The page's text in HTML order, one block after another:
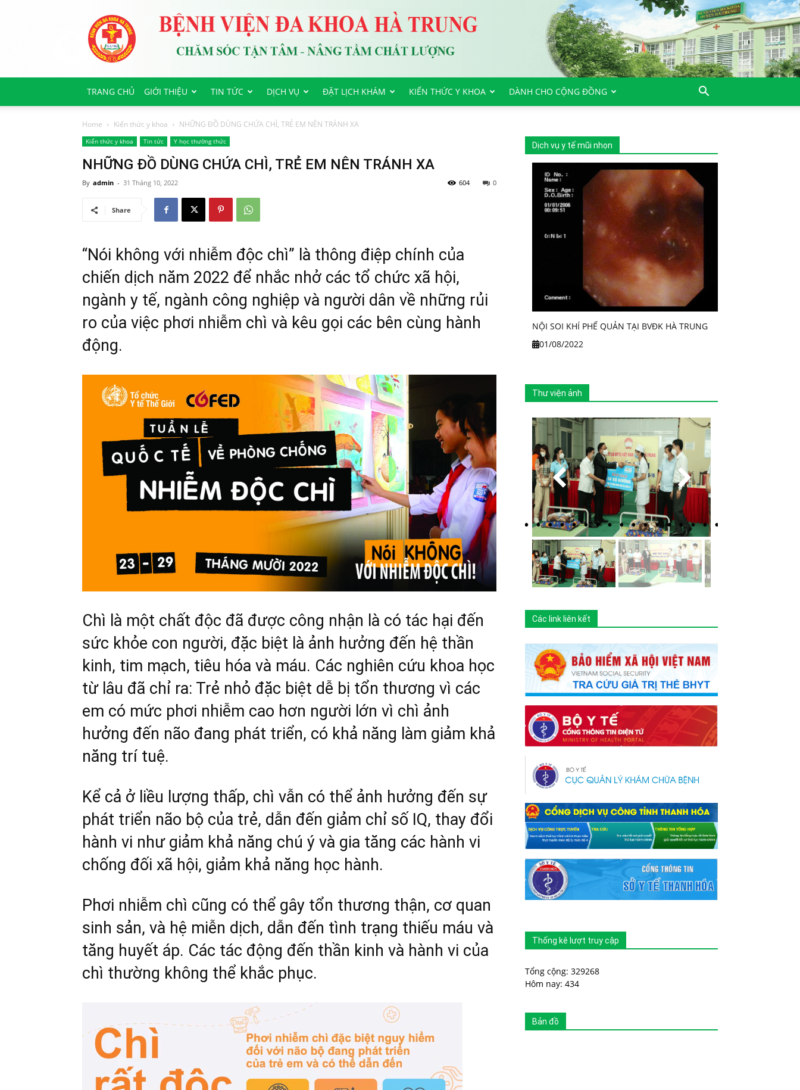
Bệnh
viện
Đa
Khoa
Trung
TRANG CHỦ
GIỚI THIỆU TIN TỨC DỊCH VỤ ĐẶT LỊCH KHÁM KIẾN THỨC Y KHOA DÀNH CHO CỘNG ĐỒNG
Home Kiến thức y khoa NHỮNG ĐỒ DÙNG CHỨA CHÌ, TRẺ EM NÊN TRÁNH XA
Kiến thức y khoa Tin tức Y học thường thức
NHỮNG ĐỒ DÙNG CHỨA CHÌ, TRẺ EM NÊN TRÁNH XA
By admin - 31 Tháng 10, 2022 0
604
Share
“Nói không với nhiễm độc chì” là thông điệp chính của
chiến dịch năm 2022 để nhắc nhở các tổ chức xã hội,
ngành y tế, ngành công nghiệp và người dân về những rủi
ro của việc phơi nhiễm chì và kêu gọi các bên cùng hành
động.
Chì là một chất độc đã được công nhận là có tác hại đến
sức khỏe con người, đặc biệt là ảnh hưởng đến hệ thần
kinh, tim mạch, tiêu hóa và máu. Các nghiên cứu khoa học
từ lâu đã chỉ ra: Trẻ nhỏ đặc biệt dễ bị tổn thương vì các
em có mức phơi nhiễm cao hơn người lớn vì chì ảnh
hưởng đến não đang phát triển, có khả năng làm giảm khả
năng trí tuệ.
Kể cả ở liều lượng thấp, chì vẫn có thể ảnh hưởng đến sự
phát triển não bộ của trẻ, dẫn đến giảm chỉ số IQ, thay đổi
hành vi như giảm khả năng chú ý và gia tăng các hành vi
chống đối xã hội, giảm khả năng học hành.
Phơi nhiễm chì cũng có thể gây tổn thương thận, cơ quan
sinh sản, và hệ miễn dịch, dẫn đến tình trạng thiếu máu và
tăng huyết áp. Các tác động đến thần kinh và hành vi của
chì thường không thể khắc phục.
Dịch vụ y tế mũi nhọn
NỘI SOI KHÍ PHẾ QUẢN TẠI BVĐK HÀ TRUNG
01/08/2022
Thư viện ảnh
Các link liên kết
Thống kê lượt truy cập
Tổng cộng: 329268
Hôm nay: 434
Bản đồ